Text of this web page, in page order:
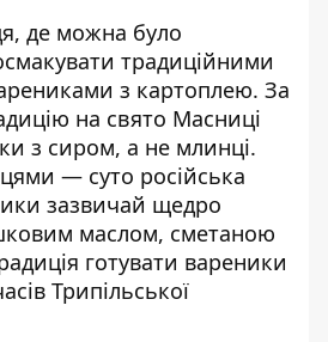
де можна було
традиційними
з картоплею. За
на свято Масниці
з сиром, а не млинці.
— суто російська
зазвичай щедро
маслом, сметаною
готувати вареники
Трипільської